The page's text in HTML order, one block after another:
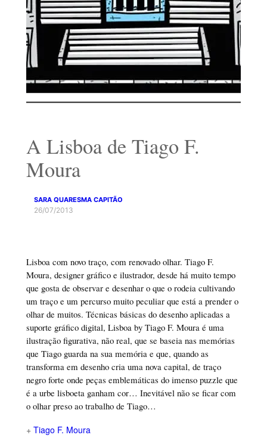
A Lisboa de Tiago F.
Moura
SARA QUARESMA CAPITÃO
26/07/2013
Lisboa com novo traço, com renovado olhar. Tiago F.
Moura, designer gráfico e ilustrador, desde há muito tempo
que gosta de observar e desenhar o que o rodeia cultivando
um traço e um percurso muito peculiar que está a prender o
olhar de muitos. Técnicas básicas do desenho aplicadas a
suporte gráfico digital, Lisboa by Tiago F. Moura é uma
ilustração figurativa, não real, que se baseia nas memórias
que Tiago guarda na sua memória e que, quando as
transforma em desenho cria uma nova capital, de traço
negro forte onde peças emblemáticas do imenso puzzle que
é a urbe lisboeta ganham cor… Inevitável não se ficar com
o olhar preso ao trabalho de Tiago…
+ Tiago F. Moura